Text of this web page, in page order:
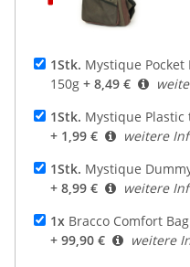
1Stk. Mystique
150g + 8,49 €
1Stk. Mystique
+ 1,99 €
weitere
1Stk. Mystique
+ 8,99 €
weitere
1x Bracco Comfort
+ 99,90 €
weitere